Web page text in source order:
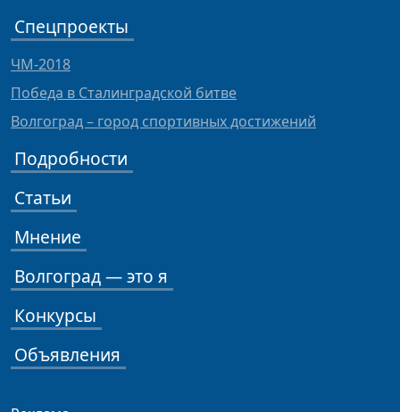
Спецпроекты
ЧМ-2018
Победа в Сталинградской битве
Волгоград – город спортивных достижений
Подробности
Статьи
Мнение
Волгоград — это я
Конкурсы
Объявления